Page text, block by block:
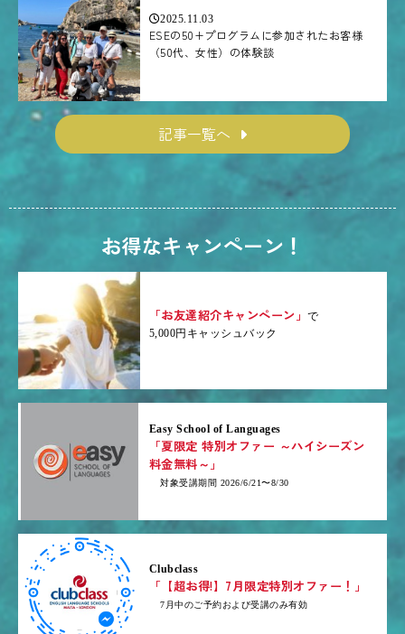
2025.11.03
ESEの50+プログラムに参加されたお客様
（50代、女性）の体験談
記事一覧へ
お得なキャンペーン！
「お友達紹介キャンペーン」で
5,000円キャッシュバック
Easy School of Languages
「夏限定 特別オファー ～ハイシーズン
料金無料～」
対象受講期間 2026/6/21〜8/30
Clubclass
「【超お得!】7月限定特別オファー！」
7月中のご予約および受講のみ有効